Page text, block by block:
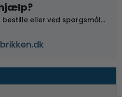
eller ved spørgsmål...